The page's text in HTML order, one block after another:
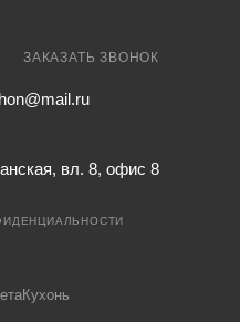
ЗАКАЗАТЬ ЗВОНОК
вл. 8, офис 8